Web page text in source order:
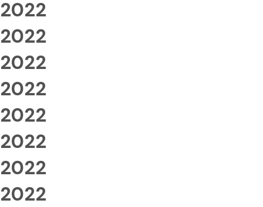
2022
2022
2022
2022
2022
2022
2022
2022